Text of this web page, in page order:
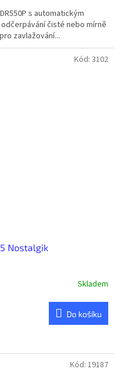
s automatickým
čisté nebo mírně
zavlažování...
Nostalgik
Skladem
Do košíku
Kód: 3102
Kód: 19187